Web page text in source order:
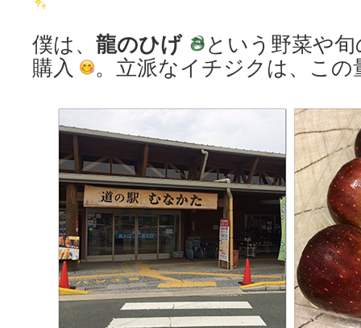
僕は、 龍のひげ
という野菜や
購入
。立派なイチジクは、この